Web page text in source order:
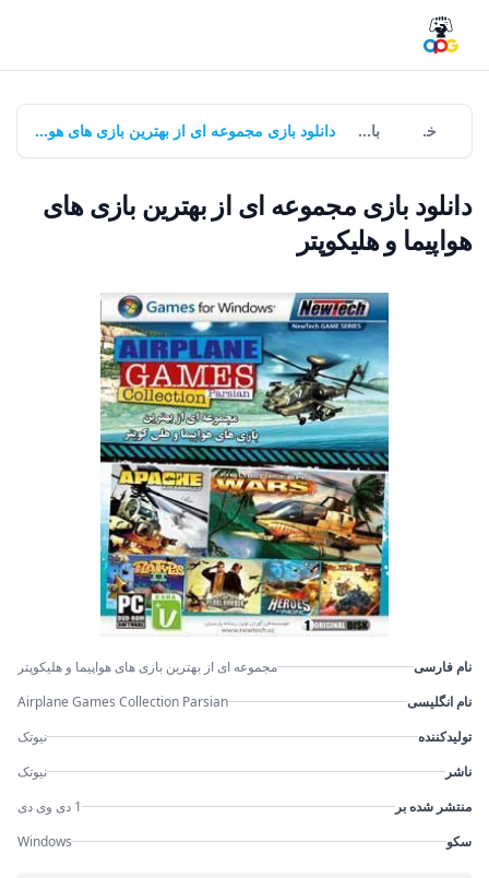
خانه بازی‌ها دانلود بازی مجموعه ای از بهترین بازی های هواپیما و هلیکوپتر
دانلود بازی مجموعه ای از بهترین بازی های
هواپیما و هلیکوپتر
نام فارسی
مجموعه ای از بهترین بازی های هواپیما و هلیکوپتر
نام انگلیسی
Airplane Games Collection Parsian
تولیدکننده
نیوتک
ناشر
نیوتک
منتشر شده بر
1 دی وی دی
سکو
Windows